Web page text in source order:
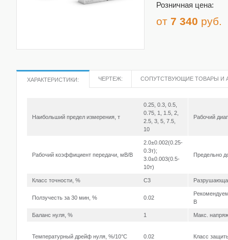
Розничная цена:
от 7 340 руб.
ХАРАКТЕРИСТИКИ: ЧЕРТЕЖ: СОПУТСТВУЮЩИЕ ТОВАРЫ И
Наибольший предел измерения, т
0.25, 0.3, 0.5,
0.75, 1, 1.5, 2,
2.5, 3, 5, 7.5,
10
Рабочий
Рабочий коэффициент передачи, мВ/В
2.0±0.002(0.25-
0.3т);
3.0±0.003(0.5-
10т)
Предельно
Класс точности, % C3
Ползучесть за 30 мин, % 0.02
В
Баланс нуля, % 1 Макс.
Температурный дрейф нуля, %/10°С 0.02 Класс